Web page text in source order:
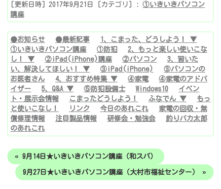
[更新日時] 2017年9月21日 [カテゴリ] : ①いきいきパソコン
講座
●お知らせ ●最新記事
1、こまった、どうしよう！ ▼
①いきいきパソコン講座
①防犯
2、もっと楽しい使いこな
し！ ▼
②iPad(iPhone)講座 ②パソコン
3、習いた
い、解決してほしい！ ▼
③iPad(iPhone)
③パソコンの
お医者さん
4、おすすめ特集 ▼ ④家電
④家電のアドバ
イザー
5、Q&A ▼ ⑤防犯設備士 Windows10
イベン
ト・展示会情報
こまったどうしよう！ ふなでん ▼
もっ
と使いこなし！
リンク 今日のあれこれ
家電の回収・無
償修理情報
注目製品情報 研修会・勉強会
釣りバカ太郎
のあれこれ
« 9月14日★いきいきパソコン講座（和スパ）
9月27日★いきいきパソコン講座（大村市福祉センター） »